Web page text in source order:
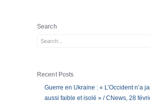
Search
Recent Posts
Guerre en Ukraine : « L’Occident n’a
aussi faible et isolé » / CNews, 28